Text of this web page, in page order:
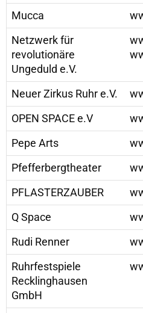
Mucca
Netzwerk für
revolutionäre
Ungeduld e.V.
Neuer Zirkus Ruhr e.V.
OPEN SPACE e.V
Pepe Arts
Pfefferbergtheater
PFLASTERZAUBER
Q Space
Rudi Renner
Ruhrfestspiele
Recklinghausen
GmbH